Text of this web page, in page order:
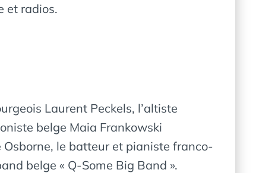
et radios.
Laurent Peckels, l’altiste
belge Maia Frankowski
le batteur et pianiste franco-
belge « Q-Some Big Band ».